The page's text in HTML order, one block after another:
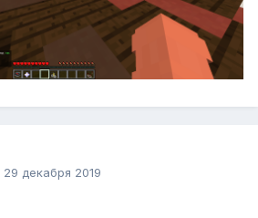
29 декабря 2019